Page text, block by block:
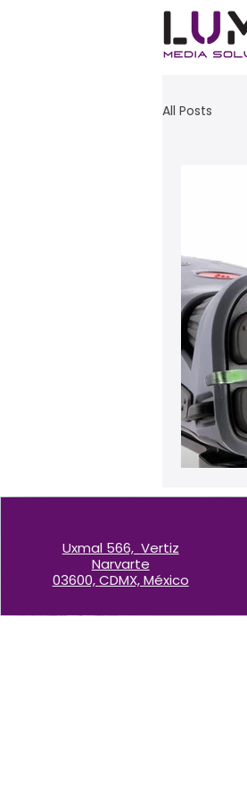
All Posts
Uxmal 566, Vertiz
Narvarte
03600,CDMX, México